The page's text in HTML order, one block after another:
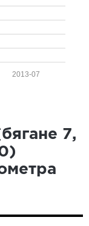
2013-07
7,
)